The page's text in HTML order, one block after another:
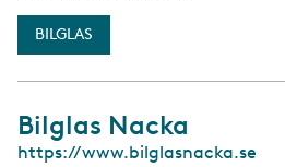
BILGLAS
Bilglas Nacka
W
https://www.bilglasnacka.se